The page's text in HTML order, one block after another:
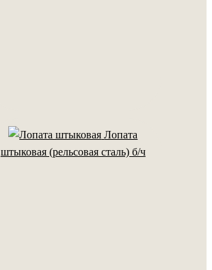
Лопата
штыковая (рельсовая сталь) б/ч